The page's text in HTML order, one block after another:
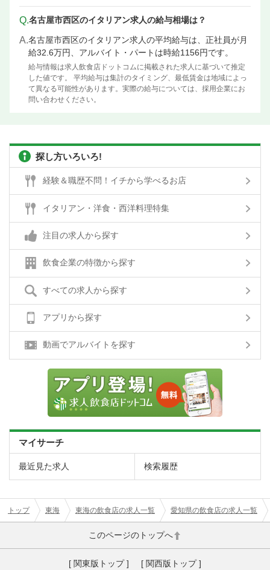
Q.名古屋市西区のイタリアン求人の給与相場は？
A.名古屋市西区のイタリアン求人の平均給与は、正社員が月
給32.6万円、アルバイト・パートは時給1156円です。
給与情報は求人飲食店ドットコムに掲載された求人に基づいて推定
した値です。 平均給与は集計のタイミング、最低賃金は地域によっ
て異なる可能性があります。実際の給与については、採用企業にお
問い合わせください。
探し方いろいろ!
経験＆職歴不問！イチから学べるお店
イタリアン・洋食・西洋料理特集
注目の求人から探す
飲食企業の特徴から探す
すべての求人から探す
アプリから探す
動画でアルバイトを探す
マイサーチ
最近見た求人 検索履歴
トップ 東海 東海の飲食店の求人一覧 愛知県の飲食店の求人一覧
このページのトップへ
[ 関東版トップ ] [ 関西版トップ ]